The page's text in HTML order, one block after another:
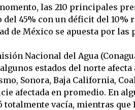
las 210 principales
del 45% con un déficit del 10%
de México se apuesta por
Nacional del Agua
estados del norte
Sonora, Baja California,
afectada en promedio. En
vacía, mientras que